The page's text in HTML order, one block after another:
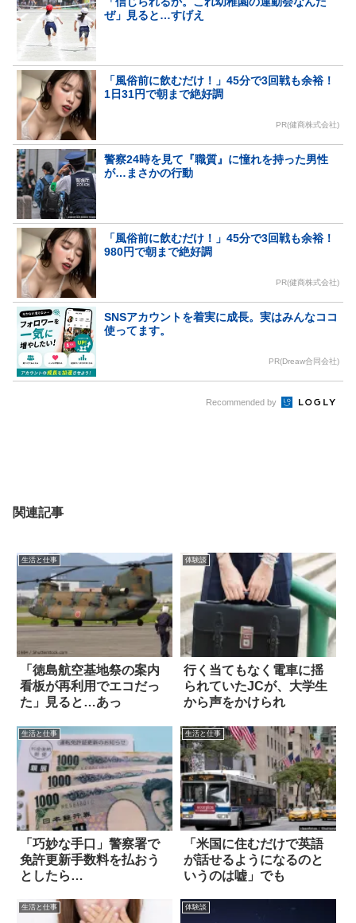
ぜ」見ると…すげえ
「風俗前に飲むだけ！」45分で3回戦も余裕！
1日31円で朝まで絶好調
PR(健商株式会社)
警察24時を見て『職質』に憧れを持った男性
が…まさかの行動
「風俗前に飲むだけ！」45分で3回戦も余裕！
980円で朝まで絶好調
PR(健商株式会社)
SNSアカウントを着実に成長。実はみんなココ
使ってます。
PR(Dreaw合同会社)
Recommended by
関連記事
生活と仕事
「徳島航空基地祭の案内
看板が再利用でエコだっ
た」見ると…あっ
体験談
行く当てもなく電車に揺
られていたJCが、大学生
から声をかけられ
生活と仕事
「巧妙な手口」警察署で
免許更新手数料を払おう
としたら…
生活と仕事
「米国に住むだけで英語
が話せるようになるのと
いうのは嘘」でも
生活と仕事 体験談